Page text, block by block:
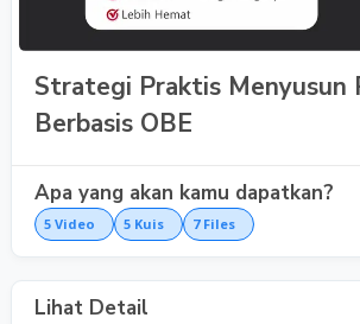
Strategi Praktis Menyusun
Berbasis OBE
Apa yang akan kamu dapatkan?
5 Video 5 Kuis 7 Files
Lihat Detail